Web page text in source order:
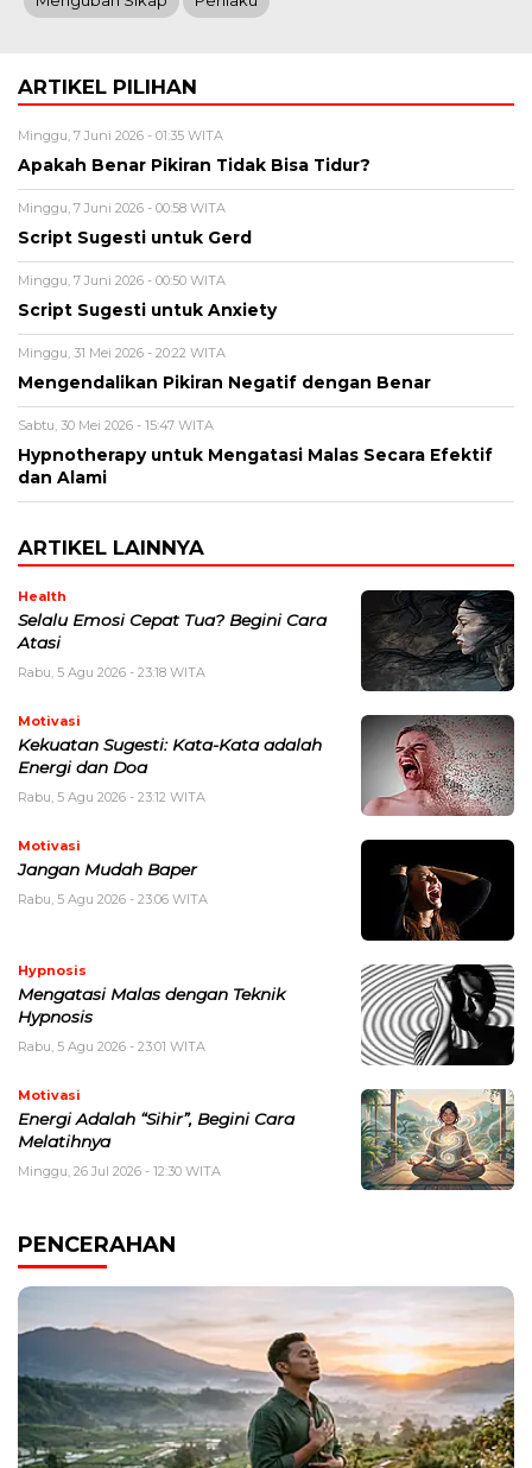
ARTIKEL PILIHAN
Minggu, 7 Juni 2026 - 01:35 WITA
Apakah Benar Pikiran Tidak Bisa Tidur?
Minggu, 7 Juni 2026 - 00:58 WITA
Script Sugesti untuk Gerd
Minggu, 7 Juni 2026 - 00:50 WITA
Script Sugesti untuk Anxiety
Minggu, 31 Mei 2026 - 20:22 WITA
Mengendalikan Pikiran Negatif dengan Benar
Sabtu, 30 Mei 2026 - 15:47 WITA
Hypnotherapy untuk Mengatasi Malas Secara Efektif
dan Alami
ARTIKEL LAINNYA
Health
Selalu Emosi Cepat Tua? Begini Cara
Atasi
Rabu, 5 Agu 2026 - 23:18 WITA
Motivasi
Kekuatan Sugesti: Kata-Kata adalah
Energi dan Doa
Rabu, 5 Agu 2026 - 23:12 WITA
Motivasi
Jangan Mudah Baper
Rabu, 5 Agu 2026 - 23:06 WITA
Hypnosis
Mengatasi Malas dengan Teknik
Hypnosis
Rabu, 5 Agu 2026 - 23:01 WITA
Motivasi
Energi Adalah “Sihir”, Begini Cara
Melatihnya
Minggu, 26 Jul 2026 - 12:30 WITA
PENCERAHAN